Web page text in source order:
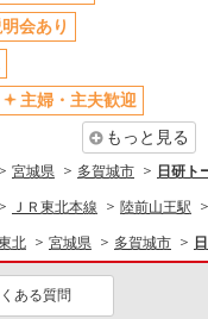
設STAFF★履歴書不
OK
＜日払い有/週払い有/交
詳細を見る
会あり
主婦・主夫歓迎
もっと見る
宮城県 多賀城市 日研ト
ＪＲ東北本線 陸前山王駅
北 宮城県 多賀城市
ある質問